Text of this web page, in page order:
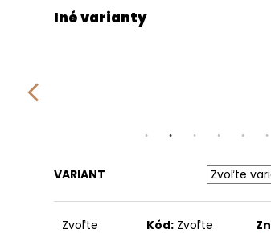
VARIANT
Zvoľte
Kód: Zvoľte